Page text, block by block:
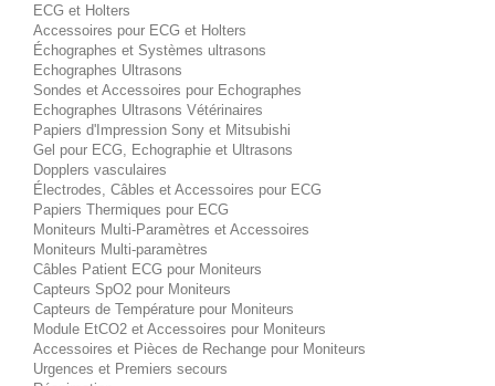
ECG et Holters
Accessoires pour ECG et Holters
Échographes et Systèmes ultrasons
Echographes Ultrasons
Sondes et Accessoires pour Echographes
Echographes Ultrasons Vétérinaires
Papiers d'Impression Sony et Mitsubishi
Gel pour ECG, Echographie et Ultrasons
Dopplers vasculaires
Électrodes, Câbles et Accessoires pour ECG
Papiers Thermiques pour ECG
Moniteurs Multi-Paramètres et Accessoires
Moniteurs Multi-paramètres
Câbles Patient ECG pour Moniteurs
Capteurs SpO2 pour Moniteurs
Capteurs de Température pour Moniteurs
Module EtCO2 et Accessoires pour Moniteurs
Accessoires et Pièces de Rechange pour Moniteurs
Urgences et Premiers secours